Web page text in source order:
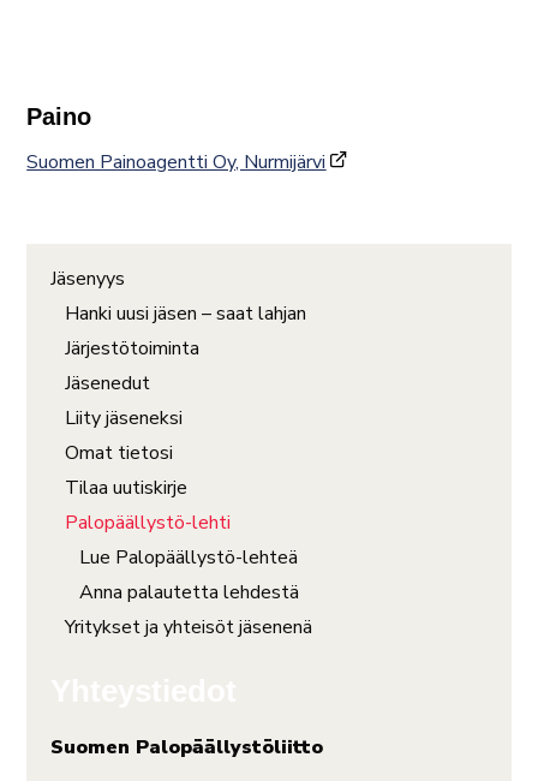
Paino
Suomen Painoagentti Oy, Nurmijärvi
Jäsenyys
Hanki uusi jäsen – saat lahjan
Järjestötoiminta
Jäsenedut
Liity jäseneksi
Omat tietosi
Tilaa uutiskirje
Palopäällystö-lehti
Lue Palopäällystö-lehteä
Anna palautetta lehdestä
Yritykset ja yhteisöt jäsenenä
Suomen Palopäällystöliitto